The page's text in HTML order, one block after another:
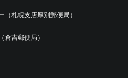
（札幌支店厚別郵便局）
倉吉郵便局）